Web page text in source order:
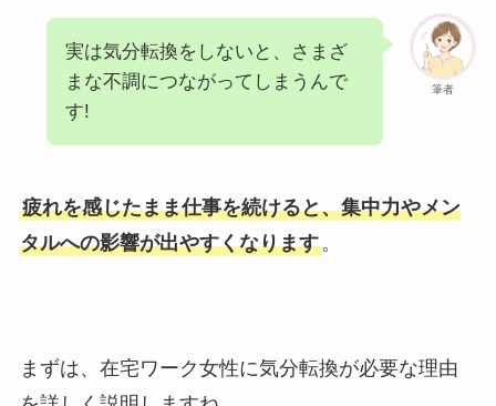
筆者
実は気分転換をしないと、さまざ
まな不調につながってしまうんで
す!
疲れを感じたまま仕事を続けると、集中力やメン
タルへの影響が出やすくなります。
まずは、在宅ワーク女性に気分転換が必要な理由